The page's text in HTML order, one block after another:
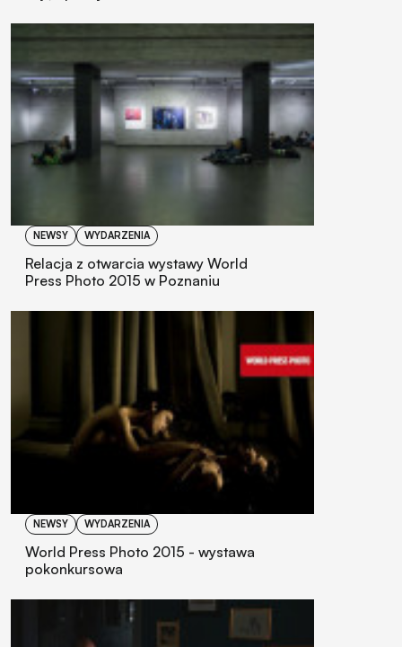
NEWSY WYDARZENIA
Relacja z otwarcia wystawy World
Press Photo 2015 w Poznaniu
NEWSY WYDARZENIA
World Press Photo 2015 - wystawa
pokonkursowa